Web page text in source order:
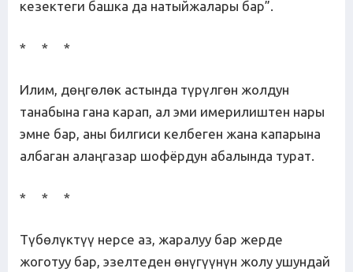
кезектеги башка да натыйжалары бар”.
* * *
Илим, дөңгөлөк астында түрүлгөн жолдун
танабына гана карап, ал эми имерилиштен нары
эмне бар, аны билгиси келбеген жана капарына
албаган алаңгазар шофёрдун абалында турат.
* * *
Түбөлүктүү нерсе аз, жаралуу бар жерде
жоготуу бар, эзелтеден өнүгүүнүн жолу ушундай